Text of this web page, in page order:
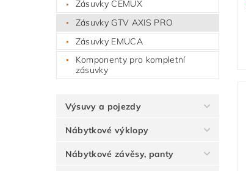
Zásuvky CEMUX
Zásuvky GTV AXIS PRO
Zásuvky EMUCA
Komponenty pro kompletní
zásuvky
Výsuvy a pojezdy
Nábytkové výklopy
Nábytkové závěsy, panty